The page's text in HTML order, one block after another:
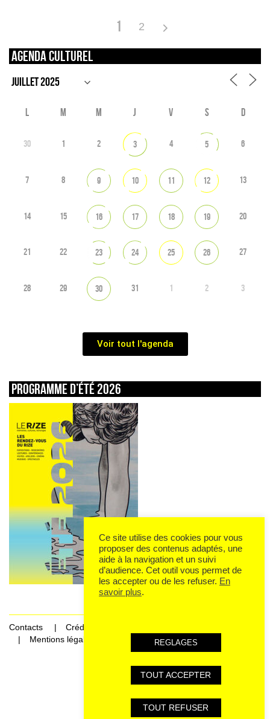
1 2
Agenda culturel
L M M J V S D
30 1 2 3 4 5 6
7 8 9 10 11 12 13
14 15 16 17 18 19 20
21 22 23 24 25 26 27
28 29 30 31 1 2 3
Voir tout l'agenda
Programme d’été 2026
Contacts
Crédits
Mentions légales et données personnelles
Ce site utilise des cookies pour vous
proposer des contenus adaptés, une
aide à la navigation et un suivi
d’audience. Cet outil vous permet de
les accepter ou de les refuser. En
savoir plus.
REGLAGES
TOUT ACCEPTER
TOUT REFUSER